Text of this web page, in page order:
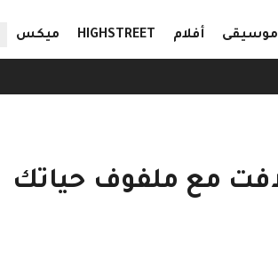
موسيقى أفلام HIGHSTREET ميكس